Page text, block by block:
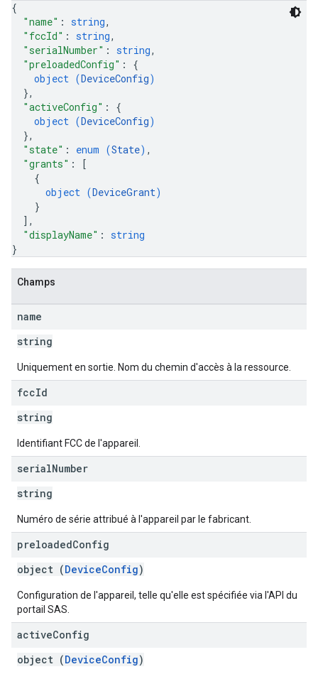
{
"name" : string,
"fccId" : string,
"serialNumber" : string,
"preloadedConfig" : {
object (DeviceConfig)
},
"activeConfig" : {
object (DeviceConfig)
},
"state" : enum (State) ,
"grants" :
[
{
object (DeviceGrant)
}
] ,
"displayName" : string
}
Champs
name
string
Uniquement en sortie. Nom du chemin d'accès à la ressource.
fccId
string
Identifiant FCC de l'appareil.
serialNumber
string
Numéro de série attribué à l'appareil par le fabricant.
preloadedConfig
object (DeviceConfig)
Configuration de l'appareil, telle qu'elle est spécifiée via l'API du
portail SAS.
activeConfig
object (DeviceConfig)